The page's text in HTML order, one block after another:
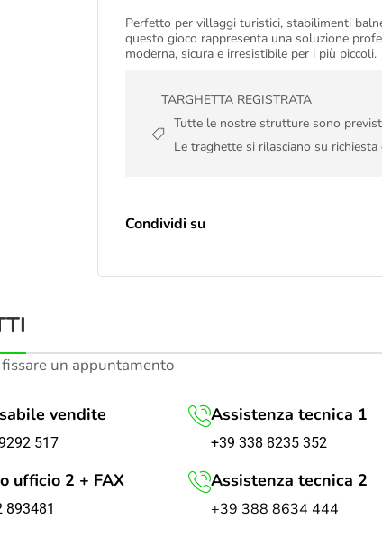
Perfetto per villaggi turistici, stabilimenti
questo gioco rappresenta una soluzione
moderna, sicura e irresistibile per i più piccoli.
TARGHETTA REGISTRATA
Tutte le nostre strutture sono
Le traghette si rilasciano su richiesta
Condividi su
un appuntamento
vendite
517
Assistenza tecnica 1
+39 338 8235 352
ufficio 2 + FAX
893481
Assistenza tecnica 2
+39 388 8634 444